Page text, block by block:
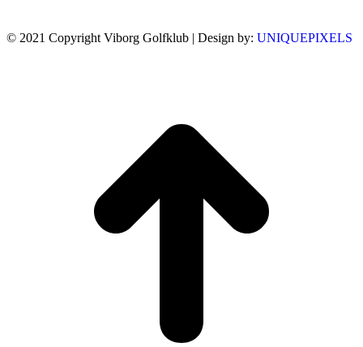
© 2021 Copyright Viborg Golfklub | Design by: UNIQUEPIXELS